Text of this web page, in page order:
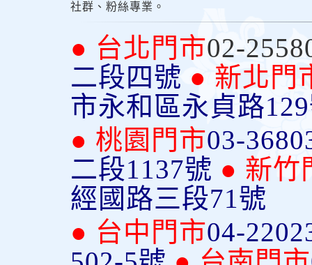
社群、粉絲專業。
● 台北門市02-
二段四號 ● 新北門
市永和區永貞路
● 桃園門市03-
二段1137號 ● 新竹
經國路三段71號
● 台中門市04-